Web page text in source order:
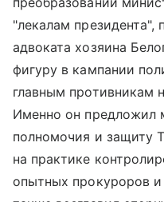
"лекалам
адвоката хозяина
фигуру в кампании
главным противникам
Именно он
полномочия и защиту
на практике
опытных прокуроров и